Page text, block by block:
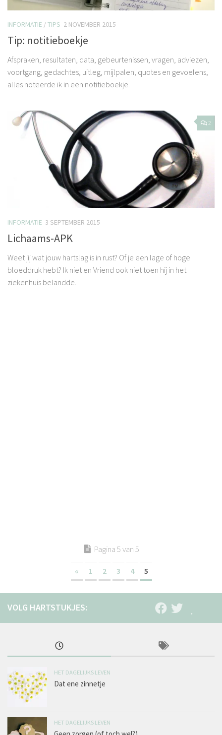
INFORMATIE /TIPS 2 NOVEMBER 2015
Tip: notitieboekje
Afspraken, resultaten, data, gebeurtenissen, vragen, adviezen,
voortgang, gedachtes, uitleg, mijlpalen, quotes en gevoelens,
alles noteerde ik in een notitieboekje.
2
INFORMATIE 3 SEPTEMBER 2015
Lichaams-APK
Weet jij wat jouw hartslag is in rust? Of je een lage of hoge
bloeddruk hebt? Ik niet en Vriend ook niet toen hij in het
ziekenhuis belandde.
Pagina 5 van 5
« 1 2 3 4 5
HET DAGELIJKS LEVEN
Dat ene zinnetje
HET DAGELIJKS LEVEN